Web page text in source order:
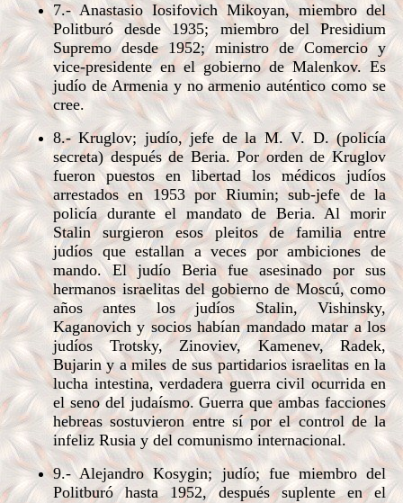
7.- Anastasio Iosifovich Mikoyan, miembro del
Politburó desde 1935; miembro del Presidium
Supremo desde 1952; ministro de Comercio y
vice-presidente en el gobierno de Malenkov. Es
judío de Armenia y no armenio auténtico como se
cree.
8.- Kruglov; judío, jefe de la M. V. D. (policía
secreta) después de Beria. Por orden de Kruglov
fueron puestos en libertad los médicos judíos
arrestados en 1953 por Riumin; sub-jefe de la
policía durante el mandato de Beria. Al morir
Stalin surgieron esos pleitos de familia entre
judíos que estallan a veces por ambiciones de
mando. El judío Beria fue asesinado por sus
hermanos israelitas del gobierno de Moscú, como
años antes los judíos Stalin, Vishinsky,
Kaganovich y socios habían mandado matar a los
judíos Trotsky, Zinoviev, Kamenev, Radek,
Bujarin y a miles de sus partidarios israelitas en la
lucha intestina, verdadera guerra civil ocurrida en
el seno del judaísmo. Guerra que ambas facciones
hebreas sostuvieron entre sí por el control de la
infeliz Rusia y del comunismo internacional.
9.- Alejandro Kosygin; judío; fue miembro del
Politburó hasta 1952, después suplente en el